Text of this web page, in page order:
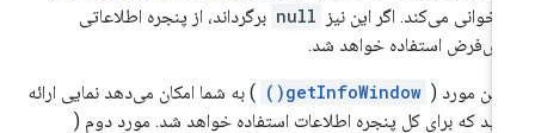
می‌کند. اگر این نیز null برگرداند، از پنجره اطلاعاتی
استفاده خواهد شد.
مورد ( getInfoWindow()
) به شما امکان می‌دهد نمایی ارائه
که برای کل پنجره اطلاعات استفاده خواهد شد. مورد دوم (